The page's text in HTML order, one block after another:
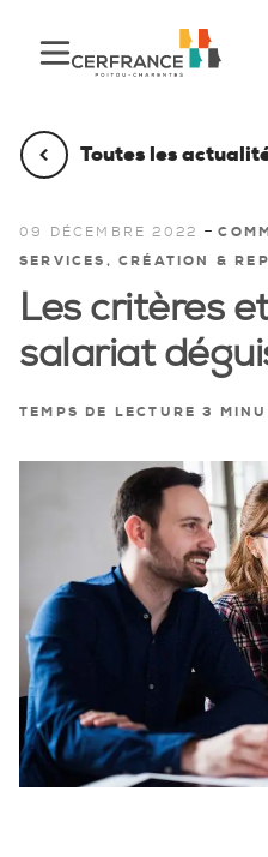
Toutes les
09 DÉCEMBRE 2022 -
SERVICES, CRÉATION &
Les critères
salariat
TEMPS DE LECTURE 3